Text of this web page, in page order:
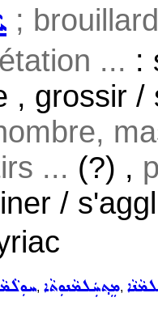
;
... :
, grossir
... (?) ,
/
, ܡܸܬ݂ܚܲܠܡܵܢܘܼܬܵܐ,